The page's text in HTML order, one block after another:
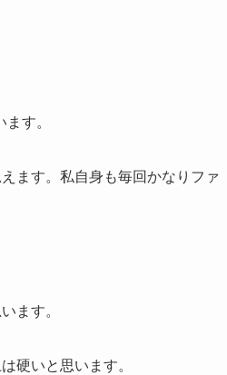
す。
ます。私自身も毎回かなりファ
ます。
硬いと思います。